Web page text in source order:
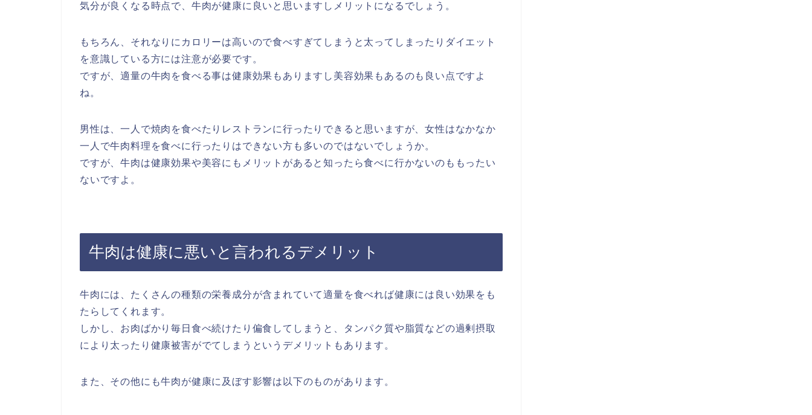
気分が良くなる時点で、牛肉が健康に良いと思いますしメリットになるでしょう。
もちろん、それなりにカロリーは高いので食べすぎてしまうと太ってしまったりダイエット
を意識している方には注意が必要です。
ですが、適量の牛肉を食べる事は健康効果もありますし美容効果もあるのも良い点ですよ
ね。
男性は、一人で焼肉を食べたりレストランに行ったりできると思いますが、女性はなかなか
一人で牛肉料理を食べに行ったりはできない方も多いのではないでしょうか。
ですが、牛肉は健康効果や美容にもメリットがあると知ったら食べに行かないのももったい
ないですよ。
牛肉は健康に悪いと言われるデメリット
牛肉には、たくさんの種類の栄養成分が含まれていて適量を食べれば健康には良い効果をも
たらしてくれます。
しかし、お肉ばかり毎日食べ続けたり偏食してしまうと、タンパク質や脂質などの過剰摂取
により太ったり健康被害がでてしまうというデメリットもあります。
また、その他にも牛肉が健康に及ぼす影響は以下のものがあります。